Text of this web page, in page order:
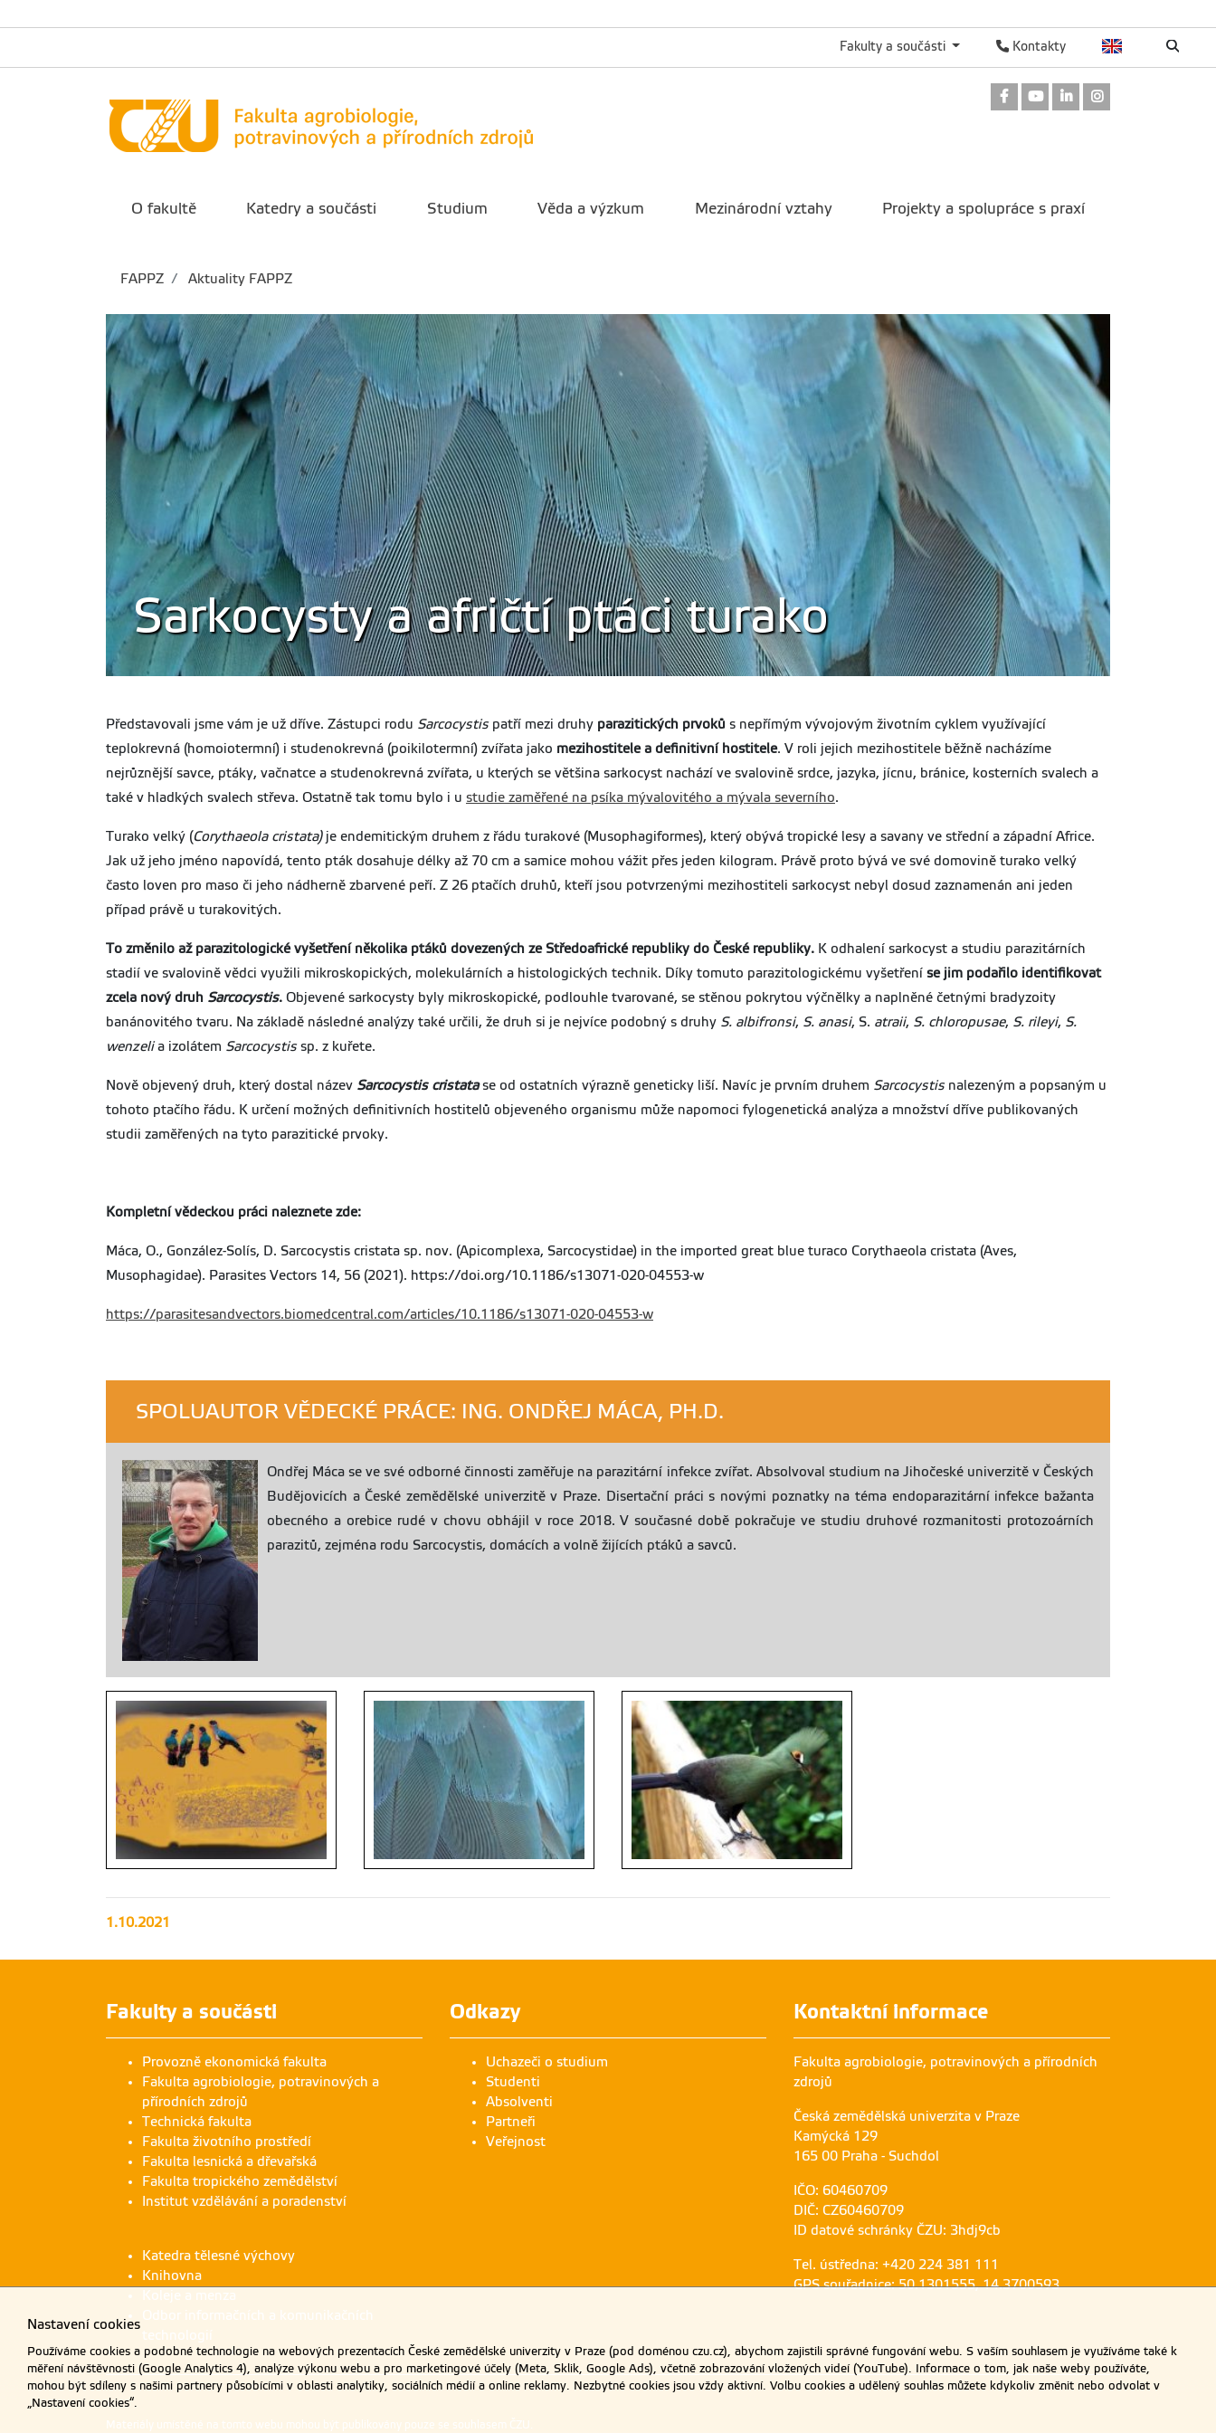
Kontakty
Fakulty a součásti
Odkaz na Facebook
Odkaz na Youtube
Odkaz na LinkedIn
O fakultě Katedry a součásti Studium Věda a výzkum Mezinárodní vztahy Projekty a spolupráce s praxí
FAPPZ Aktuality FAPPZ
Sarkocysty a afričtí ptáci turako
Představovali jsme vám je už dříve. Zástupci rodu Sarcocystispatří mezi druhy parazitických prvoků s nepřímým vývojovým životním cyklem využívající
teplokrevná (homoiotermní) i studenokrevná (poikilotermní) zvířata jako mezihostitele a definitivní hostitele. V roli jejich mezihostitele běžně nacházíme
nejrůznější savce, ptáky, vačnatce a studenokrevná zvířata, u kterých se většina sarkocyst nachází ve svalovině srdce, jazyka, jícnu, bránice, kosterních svalech a
také v hladkých svalech střeva. Ostatně tak tomu bylo i u studie zaměřené na psíka mývalovitého a mývala severního.
Turako velký (Corythaeola cristata) je endemitickým druhem z řádu turakové (Musophagiformes), který obývá tropické lesy a savany ve střední a západní Africe.
Jak už jeho jméno napovídá, tento pták dosahuje délky až 70 cm a samice mohou vážit přes jeden kilogram. Právě proto bývá ve své domovině turako velký
často loven pro maso či jeho nádherně zbarvené peří. Z 26 ptačích druhů, kteří jsou potvrzenými mezihostiteli sarkocyst nebyl dosud zaznamenán ani jeden
případ právě u turakovitých.
To změnilo až parazitologické vyšetření několika ptáků dovezených ze Středoafrické republiky do České republiky. K odhalení sarkocyst a studiu parazitárních
stadií ve svalovině vědci využili mikroskopických, molekulárních a histologických technik. Díky tomuto parazitologickému vyšetření se jim podařilo identifikovat
zcela nový druh Sarcocystis. Objevené sarkocysty byly mikroskopické, podlouhle tvarované, se stěnou pokrytou výčnělky a naplněné četnými bradyzoity
banánovitého tvaru. Na základě následné analýzy také určili, že druh si je nejvíce podobný s druhy S. albifronsi, S. anasi, S. atraii, S. chloropusae, S. rileyi, S.
wenzelia izolátem Sarcocystissp. z kuřete.
Nově objevený druh, který dostal název Sarcocystis cristatase od ostatních výrazně geneticky liší. Navíc je prvním druhem Sarcocystisnalezeným a popsaným u
tohoto ptačího řádu. K určení možných definitivních hostitelů objeveného organismu může napomoci fylogenetická analýza a množství dříve publikovaných
studii zaměřených na tyto parazitické prvoky.
Kompletní vědeckou práci naleznete zde:
Máca, O., González-Solís, D. Sarcocystis cristata sp. nov. (Apicomplexa, Sarcocystidae) in the imported great blue turaco Corythaeola cristata (Aves,
Musophagidae). Parasites Vectors 14, 56 (2021). https://doi.org/10.1186/s13071-020-04553-w
https://parasitesandvectors.biomedcentral.com/articles/10.1186/s13071-020-04553-w
SPOLUAUTOR VĚDECKÉ PRÁCE: ING. ONDŘEJ MÁCA, PH.D.
Ondřej Máca se ve své odborné činnosti zaměřuje na parazitární infekce zvířat. Absolvoval studium na Jihočeské univerzitě v Českých
Budějovicích a České zemědělské univerzitě v Praze. Disertační práci s novými poznatky na téma endoparazitární infekce bažanta
obecného a orebice rudé v chovu obhájil v roce 2018. V současné době pokračuje ve studiu druhové rozmanitosti protozoárních
parazitů, zejména rodu Sarcocystis, domácích a volně žijících ptáků a savců.
1.10.2021
Fakulty a součásti
Provozně ekonomická fakulta
Fakulta agrobiologie, potravinových a
přírodních zdrojů
Technická fakulta
Fakulta životního prostředí
Fakulta lesnická a dřevařská
Fakulta tropického zemědělství
Institut vzdělávání a poradenství
Katedra tělesné výchovy
Knihovna
Koleje a menza
Odbor informačních a komunikačních
technologií
Odkazy
Uchazeči o studium
Studenti
Absolventi
Partneři
Veřejnost
Kontaktní informace
Fakulta agrobiologie, potravinových a přírodních
zdrojů
Česká zemědělská univerzita v Praze
Kamýcká 129
165 00 Praha - Suchdol
IČO: 60460709
DIČ: CZ60460709
ID datové schránky ČZU: 3hdj9cb
Tel. ústředna: +420 224 381 111
GPS souřadnice: 50.1301555, 14.3700593
Materiály umístěné na tomto webu mohou být publikovány pouze se souhlasem ČZU.
Nastavení cookies
Používáme cookies a podobné technologie na webových prezentacích České zemědělské univerzity v Praze (pod doménou czu.cz), abychom zajistili správné fungování webu. S vaším souhlasem je využíváme také k
měření návštěvnosti (Google Analytics 4), analýze výkonu webu a pro marketingové účely (Meta, Sklik, Google Ads), včetně zobrazování vložených videí (YouTube). Informace o tom, jak naše weby používáte,
mohou být sdíleny s našimi partnery působícími v oblasti analytiky, sociálních médií a online reklamy. Nezbytné cookies jsou vždy aktivní. Volbu cookies a udělený souhlas můžete kdykoliv změnit nebo odvolat v
„Nastavení cookies“.